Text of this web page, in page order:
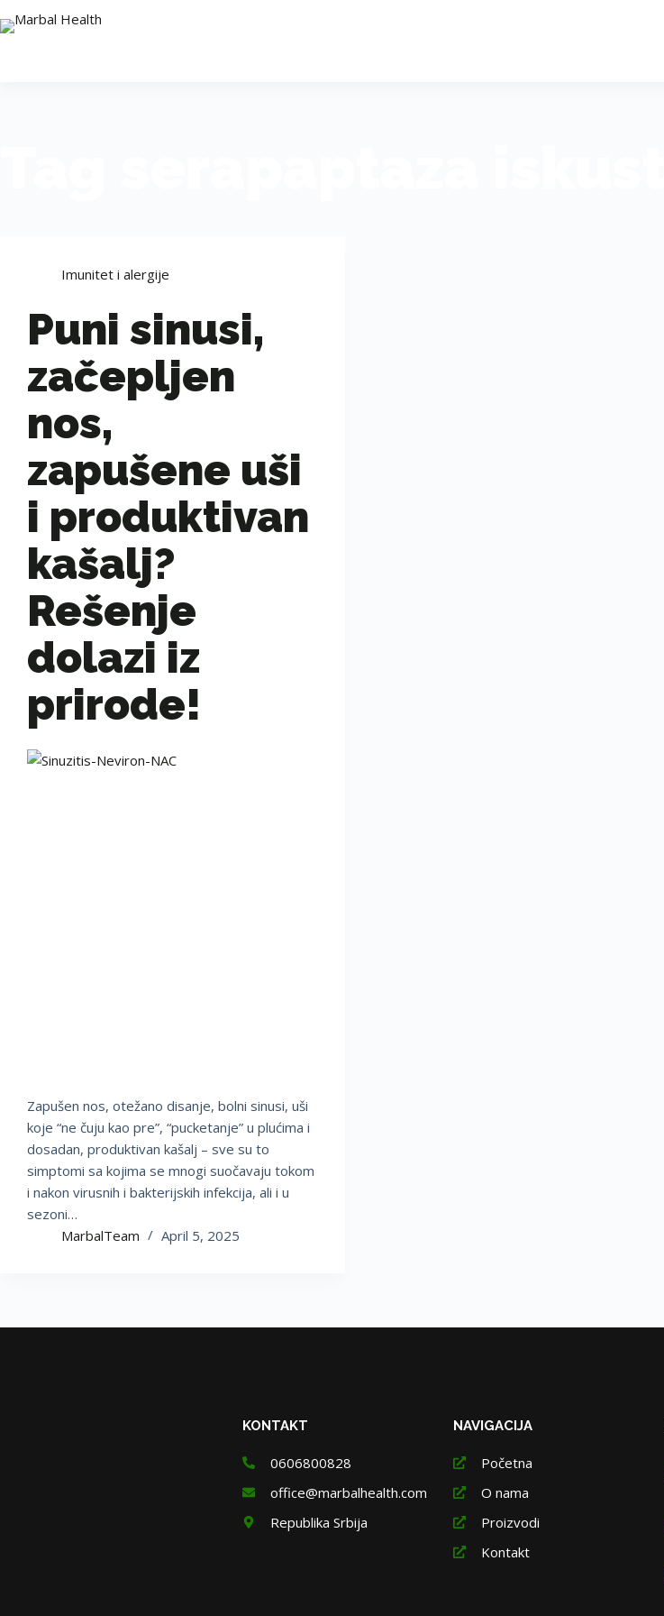
Imunitet i alergije
Puni sinusi,
začepljen
nos,
zapušene uši
i produktivan
kašalj?
Rešenje
dolazi iz
prirode!
Zapušen nos, otežano disanje, bolni sinusi, uši
koje “ne čuju kao pre”, “pucketanje” u plućima i
dosadan, produktivan kašalj – sve su to
simptomi sa kojima se mnogi suočavaju tokom
i nakon virusnih i bakterijskih infekcija, ali i u
sezoni…
MarbalTeam
April 5, 2025
KONTAKT
0606800828
office@marbalhealth.com
Republika Srbija
NAVIGACIJA
Početna
O nama
Proizvodi
Kontakt